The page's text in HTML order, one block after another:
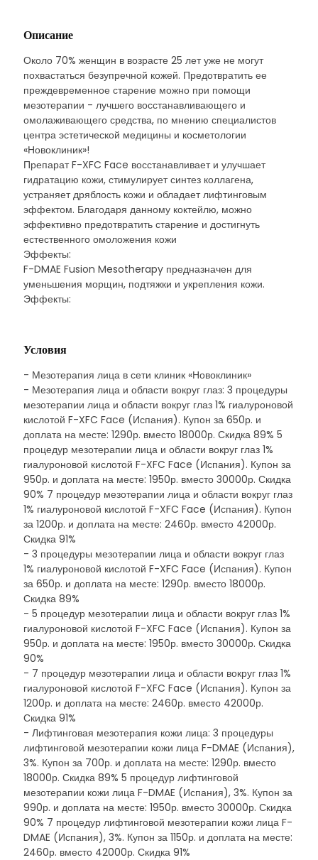
Описание
Около 70% женщин в возрасте 25 лет уже не могут
похвастаться безупречной кожей. Предотвратить ее
преждевременное старение можно при помощи
мезотерапии - лучшего восстанавливающего и
омолаживающего средства, по мнению специалистов
центра эстетической медицины и косметологии
«Новоклиник»!
Препарат F-XFC Face восстанавливает и улучшает
гидратацию кожи, стимулирует синтез коллагена,
устраняет дряблость кожи и обладает лифтинговым
эффектом. Благодаря данному коктейлю, можно
эффективно предотвратить старение и достигнуть
естественного омоложения кожи
Эффекты:
F-DMAE Fusion Mesotherapy предназначен для
уменьшения морщин, подтяжки и укрепления кожи.
Эффекты:
Условия
- Мезотерапия лица в сети клиник «Новоклиник»
- Мезотерапия лица и области вокруг глаз: 3 процедуры
мезотерапии лица и области вокруг глаз 1% гиалуроновой
кислотой F-XFC Face (Испания). Купон за 650р. и
доплата на месте: 1290р. вместо 18000р. Скидка 89% 5
процедур мезотерапии лица и области вокруг глаз 1%
гиалуроновой кислотой F-XFC Face (Испания). Купон за
950р. и доплата на месте: 1950р. вместо 30000р. Скидка
90% 7 процедур мезотерапии лица и области вокруг глаз
1% гиалуроновой кислотой F-XFC Face (Испания). Купон
за 1200р. и доплата на месте: 2460р. вместо 42000р.
Скидка 91%
- 3 процедуры мезотерапии лица и области вокруг глаз
1% гиалуроновой кислотой F-XFC Face (Испания). Купон
за 650р. и доплата на месте: 1290р. вместо 18000р.
Скидка 89%
- 5 процедур мезотерапии лица и области вокруг глаз 1%
гиалуроновой кислотой F-XFC Face (Испания). Купон за
950р. и доплата на месте: 1950р. вместо 30000р. Скидка
90%
- 7 процедур мезотерапии лица и области вокруг глаз 1%
гиалуроновой кислотой F-XFC Face (Испания). Купон за
1200р. и доплата на месте: 2460р. вместо 42000р.
Скидка 91%
- Лифтинговая мезотерапия кожи лица: 3 процедуры
лифтинговой мезотерапии кожи лица F-DMAE (Испания),
3%. Купон за 700р. и доплата на месте: 1290р. вместо
18000р. Скидка 89% 5 процедур лифтинговой
мезотерапии кожи лица F-DMAE (Испания), 3%. Купон за
990р. и доплата на месте: 1950р. вместо 30000р. Скидка
90% 7 процедур лифтинговой мезотерапии кожи лица F-
DMAE (Испания), 3%. Купон за 1150р. и доплата на месте:
2460р. вместо 42000р. Скидка 91%